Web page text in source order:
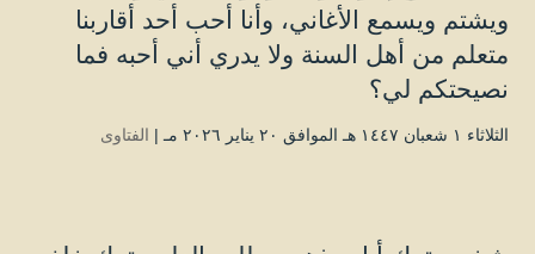
ويشتم ويسمع الأغاني، وأنا أحب أحد أقاربنا
متعلم من أهل السنة ولا يدري أني أحبه فما
نصيحتكم لي؟
الثلاثاء ۱ شعبان ۱٤٤۷ هـ الموافق ۲۰ يناير ۲۰۲٦ مـ | الفتاوى